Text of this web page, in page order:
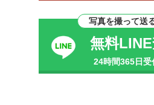
写真を撮って送
無料
24時間365日受